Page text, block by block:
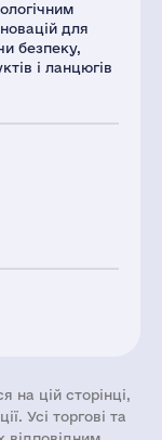
для
безпеку,
і ланцюгів
на цій сторінці,
Усі торгові та